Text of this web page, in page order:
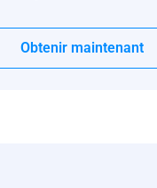
Obtenir maintenant